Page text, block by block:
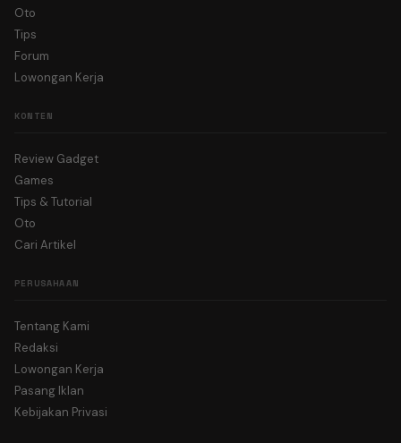
Oto
Tips
Forum
Lowongan Kerja
KONTEN
Review Gadget
Games
Tips & Tutorial
Oto
Cari Artikel
PERUSAHAAN
Tentang Kami
Redaksi
Lowongan Kerja
Pasang Iklan
Kebijakan Privasi